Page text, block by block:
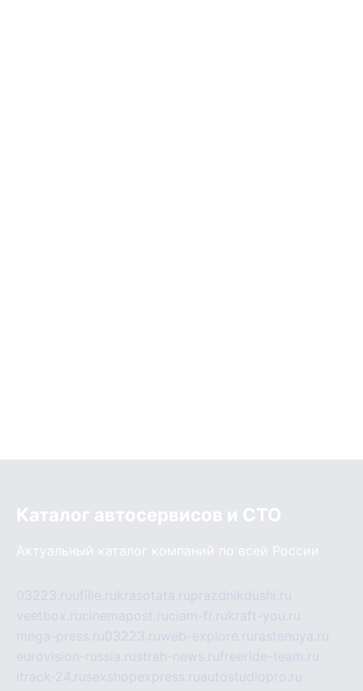
Каталог автосервисов и СТО
Актуальный каталог компаний по всей России
03223.ruufille.rukrasotata.ruprazdnikdushi.ru
veetbox.rucinemapost.ruciam-fr.rukraft-you.ru
mega-press.ru03223.ruweb-explore.ru rastenuya.ru
eurovision-russia.rustrah-news.rufreeride-team.ru
itrack-24.rusexshopexpress.ruautostudiopro.ru